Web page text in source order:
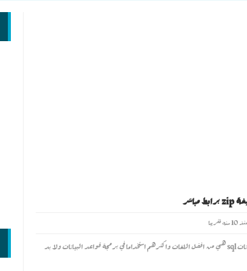
منذ 10 سنه تقريبا
دورة لغة برمجة قواعد البيانات sql هي من افضل اللغات واكثرهم استخداما في برمجة قواعد البيانات ولا بد